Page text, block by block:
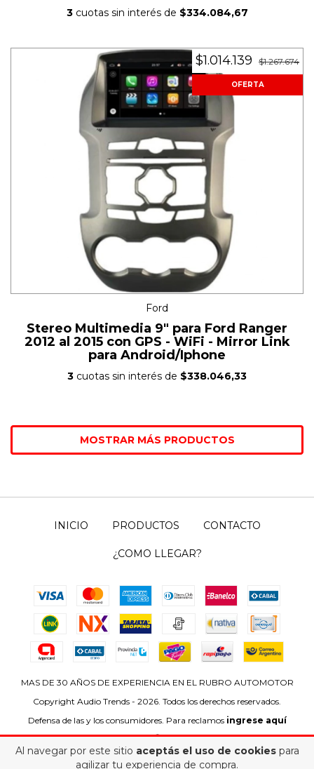
Al navegar por este sitio aceptás el uso de cookiespara
agilizar tu experiencia de compra.
3cuotas sin interés de $334.084,67
$1.014.139 $1.267.674
OFERTA
Ford
Stereo Multimedia 9" para Ford Ranger
2012 al 2015 con GPS - WiFi - Mirror Link
para Android/Iphone
3 cuotas sin interés de $338.046,33
MOSTRAR MÁS PRODUCTOS
INICIO PRODUCTOS CONTACTO
¿COMO LLEGAR?
MAS DE 30 AÑOS DE EXPERIENCIA EN EL RUBRO AUTOMOTOR
Copyright Audio Trends - 2026. Todos los derechos reservados.
Defensa de las y los consumidores. Para reclamos ingrese aquí